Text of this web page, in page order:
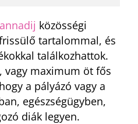
közösségi
tartalommal, és
találkozhattok.
vagy maximum öt fős
a pályázó vagy a
egészségügyben,
diák legyen.